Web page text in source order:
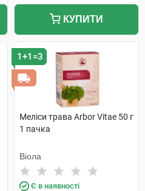
КУПИТИ
1+1=3
Меліси трава Arbor Vitae 50 г
1 пачка
Віола
Є в наявності